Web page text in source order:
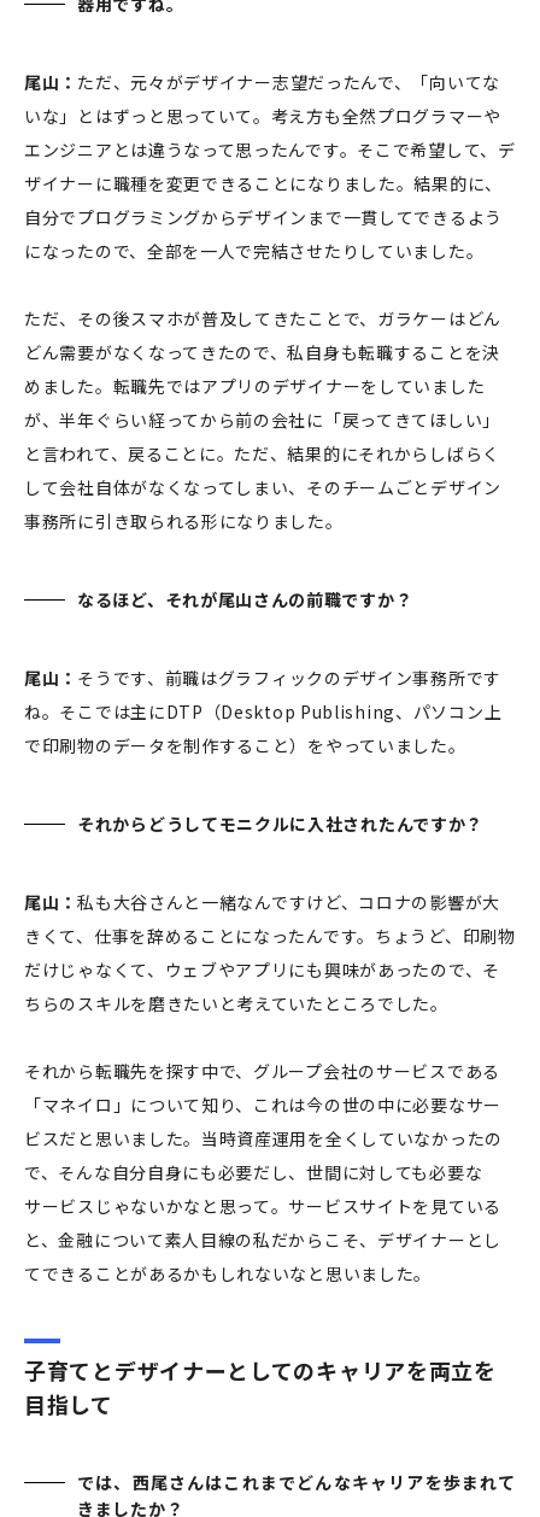
尾山： ただ、元々がデザイナー志望だったんで、「向いてな
いな」とはずっと思っていて。考え方も全然プログラマーや
エンジニアとは違うなって思ったんです。そこで希望して、デ
ザイナーに職種を変更できることになりました。結果的に、
自分でプログラミングからデザインまで一貫してできるよう
になったので、全部を一人で完結させたりしていました。
ただ、その後スマホが普及してきたことで、ガラケーはどん
どん需要がなくなってきたので、私自身も転職することを決
めました。転職先ではアプリのデザイナーをしていました
が、半年ぐらい経ってから前の会社に「戻ってきてほしい」
と言われて、戻ることに。ただ、結果的にそれからしばらく
して会社自体がなくなってしまい、そのチームごとデザイン
事務所に引き取られる形になりました。
なるほど、それが尾山さんの前職ですか？
尾山： そうです、前職はグラフィックのデザイン事務所です
ね。そこでは主にDTP（Desktop Publishing、パソコン上
で印刷物のデータを制作すること）をやっていました。
それからどうしてモニクルに入社されたんですか？
尾山：私も大谷さんと一緒なんですけど、コロナの影響が大
きくて、仕事を辞めることになったんです。ちょうど、印刷物
だけじゃなくて、ウェブやアプリにも興味があったので、そ
ちらのスキルを磨きたいと考えていたところでした。
それから転職先を探す中で、グループ会社のサービスである
「マネイロ」について知り、これは今の世の中に必要なサー
ビスだと思いました。当時資産運用を全くしていなかったの
で、そんな自分自身にも必要だし、世間に対しても必要な
サービスじゃないかなと思って。サービスサイトを見ている
と、金融について素人目線の私だからこそ、デザイナーとし
てできることがあるかもしれないなと思いました。
子育てとデザイナーとしてのキャリアを両立を
目指して
では、西尾さんはこれまでどんなキャリアを歩まれて
きましたか？